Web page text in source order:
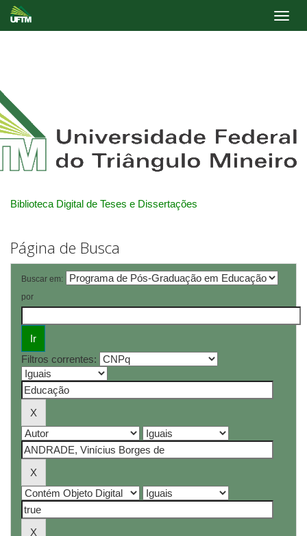
Biblioteca Digital de Teses e Dissertações
Página de Busca
Buscar em:
por
Filtros correntes: